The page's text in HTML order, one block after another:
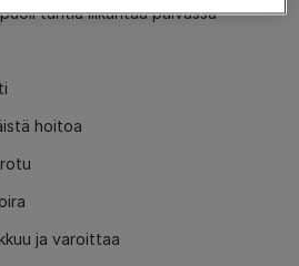
tuntia liikuntaa päivässä
hoitoa
ja varoittaa